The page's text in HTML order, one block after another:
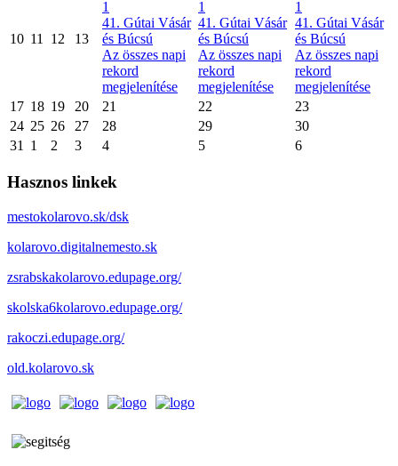
10 11 12 13
1
41. Gútai Vásár
és Búcsú
Az összes napi
rekord
megjelenítése
1
41. Gútai Vásár
és Búcsú
Az összes napi
rekord
megjelenítése
1
41. Gútai Vásár
és Búcsú
Az összes napi
rekord
megjelenítése
17 18 19 20 21 22
23
24 25 26 27 28 29
30
31
1 2 3 4 5 6
Hasznos linkek
mestokolarovo.sk/dsk
kolarovo.digitalnemesto.sk
zsrabskakolarovo.edupage.org/
skolska6kolarovo.edupage.org/
rakoczi.edupage.org/
old.kolarovo.sk